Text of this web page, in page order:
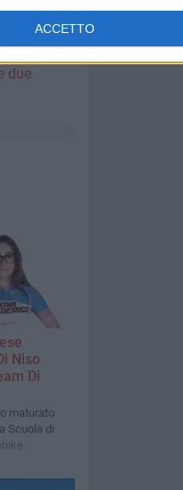
ACCETTO
due
Niso
Di
maturato
Scuola di